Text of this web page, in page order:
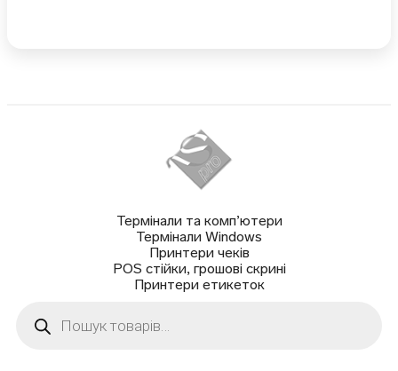
Термінали та комп’ютери
Термінали Windows
Принтери чеків
POS стійки, грошові скрині
Принтери етикеток
товарів